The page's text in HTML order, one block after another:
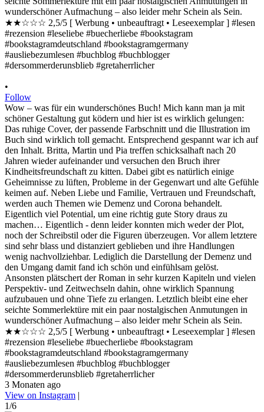
•
Follow
Wow – was für ein wunderschönes Buch! Mich kann man ja mit
schöner Gestaltung gut ködern und hier ist es wirklich gelungen:
Das ruhige Cover, der passende Farbschnitt und die Illustration im
Buch sind wirklich toll gemacht. Entsprechend gespannt war ich auf
den Inhalt. Britta, Martin und Pia treffen schicksalhaft nach 20
Jahren wieder aufeinander und versuchen den Bruch ihrer
Kindheitsfreundschaft zu kitten. Dabei gibt es natürlich einige
Geheimnisse zu lüften, Probleme in der Gegenwart und alte Gefühle
keimen auf. Neben Liebe und Familie, Vertrauen und Freundschaft,
werden auch Themen wie Demenz und Corona behandelt.
Eigentlich viel Potential, um eine richtig gute Story draus zu
machen… Eigentlich - denn leider konnten mich weder der Plot,
noch der Schreibstil oder die Figuren überzeugen. Vor allem letztere
sind sehr blass und distanziert geblieben und ihre Handlungen
wenig nachvollziehbar. Lediglich die Darstellung der Demenz und
den Umgang damit fand ich schön und einfühlsam gelöst.
Ansonsten plätschert der Roman in sehr kurzen Kapiteln und vielen
Perspektiv- und Zeitwechseln dahin, ohne wirklich Spannung
aufzubauen und ohne Tiefe zu erlangen. Letztlich bleibt eine eher
seichte Sommerlektüre mit ein paar nostalgischen Anmutungen in
wunderschöner Aufmachung – also leider mehr Schein als Sein.
★★☆☆☆ 2,5/5 [ Werbung • unbeauftragt • Leseexemplar ] #lesen
#rezension #leseliebe #buecherliebe #bookstagram
#bookstagramdeutschland #bookstagramgermany
#ausliebezumlesen #buchblog #buchblogger
#dersommerderunsblieb #gretaherrlicher
3 Monaten ago
View on Instagram |
1/6